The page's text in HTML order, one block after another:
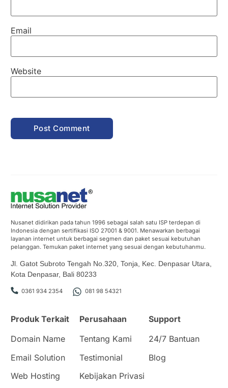
Email
Website
Nusanet didirikan pada tahun 1996 sebagai salah satu ISP terdepan di
Indonesia dengan sertifikasi ISO 27001 & 9001. Menawarkan berbagai
layanan internet untuk berbagai segmen dan paket sesuai kebutuhan
pelanggan. Temukan paket internet yang sesuai dengan kebutuhanmu.
Jl. Gatot Subroto Tengah No.320, Tonja, Kec. Denpasar Utara,
Kota Denpasar, Bali 80233
0361 934 2354 081 98 54321
Produk Terkait
Domain Name
Email Solution
Web Hosting
Perusahaan
Tentang Kami
Testimonial
Kebijakan Privasi
Support
24/7 Bantuan
Blog